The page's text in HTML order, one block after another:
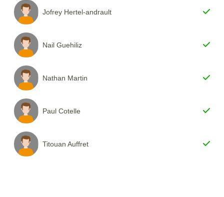
Jofrey Hertel-andrault
Nail Guehiliz
Nathan Martin
Paul Cotelle
Titouan Auffret